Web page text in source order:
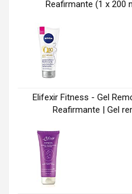
Reafirmante (1 x 200
Elifexir Fitness - Gel
Reafirmante | Gel